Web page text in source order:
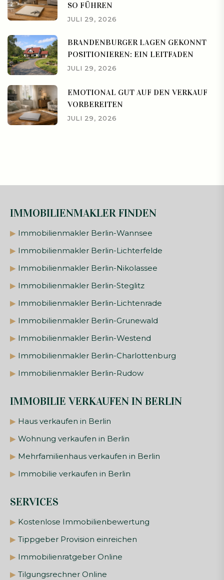
SO FÜHREN
JULI 29, 2026
BRANDENBURGER LAGEN GEKONNT
POSITIONIEREN: EIN LEITFADEN
JULI 29, 2026
EMOTIONAL GUT AUF DEN VERKAUF
VORBEREITEN
JULI 29, 2026
IMMOBILIENMAKLER FINDEN
▶ Immobilienmakler Berlin-Wannsee
▶ Immobilienmakler Berlin-Lichterfelde
▶ Immobilienmakler Berlin-Nikolassee
▶ Immobilienmakler Berlin-Steglitz
▶ Immobilienmakler Berlin-Lichtenrade
▶ Immobilienmakler Berlin-Grunewald
▶ Immobilienmakler Berlin-Westend
▶ Immobilienmakler Berlin-Charlottenburg
▶ Immobilienmakler Berlin-Rudow
IMMOBILIE VERKAUFEN IN BERLIN
▶ Haus verkaufen in Berlin
▶ Wohnung verkaufen in Berlin
▶ Mehrfamilienhaus verkaufen in Berlin
▶ Immobilie verkaufen in Berlin
SERVICES
▶ Kostenlose Immobilienbewertung
▶ Tippgeber Provision einreichen
▶ Immobilienratgeber Online
▶ Tilgungsrechner Online